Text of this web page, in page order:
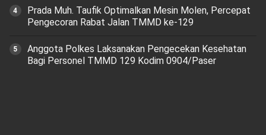
Prada Muh. Taufik Optimalkan Mesin Molen, Percepat
Pengecoran Rabat Jalan TMMD ke-129
Anggota Polkes Laksanakan Pengecekan Kesehatan
Bagi Personel TMMD 129 Kodim 0904/Paser